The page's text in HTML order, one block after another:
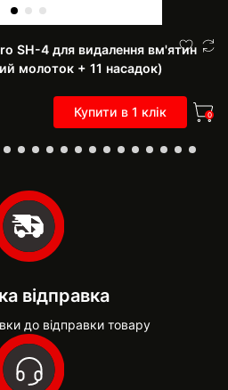
SH-4 для видалення вм'ятин
молоток + 11 насадок)
Купити в 1 клік 0
відправка
до відправки товару